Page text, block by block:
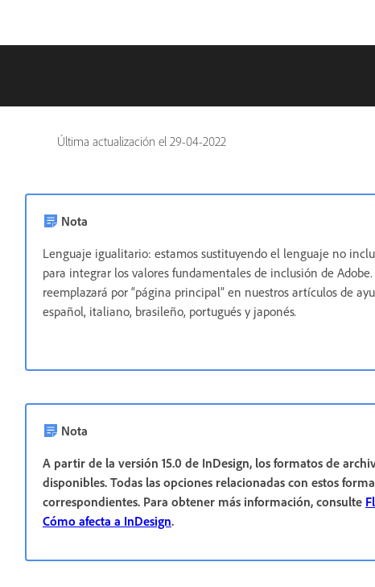
Última actualización el 29-04-2022
Nota
Lenguaje igualitario: estamos sustituyendo el lenguaje no
para integrar los valores fundamentales de inclusión de
reemplazará por “página principal” en nuestros artículos de
español, italiano, brasileño, portugués y japonés.
Nota
A partir de la versión 15.0 de InDesign, los formatos de
disponibles. Todas las opciones relacionadas con estos
correspondientes. Para obtener más información, consulte
Cómo afecta a InDesign.